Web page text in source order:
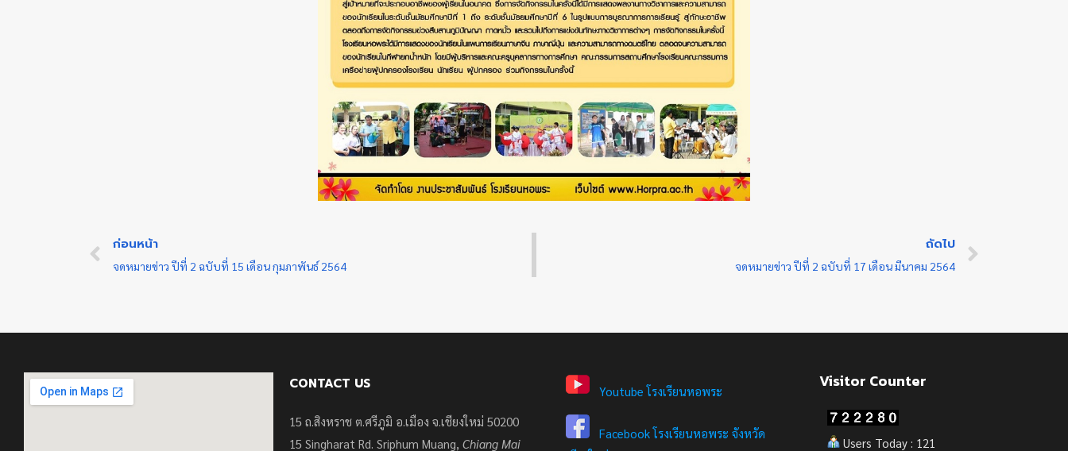
ก่อนหน้า
จดหมายข่าว ปีที่ 2 ฉบับที่ 15 เดือน กุมภาพันธ์ 2564
ถัดไป
จดหมายข่าว ปีที่ 2 ฉบับที่ 17 เดือน มีนาคม 2564
CONTACT US
15 ถ.สิงหราช ต.ศรีภูมิ อ.เมือง จ.เชียงใหม่ 50200
15Singharat Rd. Sriphum Muang,Chiang Mai
Youtube โรงเรียนหอพระ
Facebook โรงเรียนหอพระ จังหวัด
Visitor Counter
Users Today : 121